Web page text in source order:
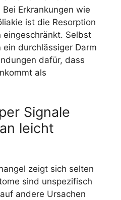
Erkrankungen wie
ist die Resorption
eingeschränkt. Selbst
durchlässiger Darm
dafür, dass
als
Signale
leicht
zeigt sich selten
sind unspezifisch
andere Ursachen